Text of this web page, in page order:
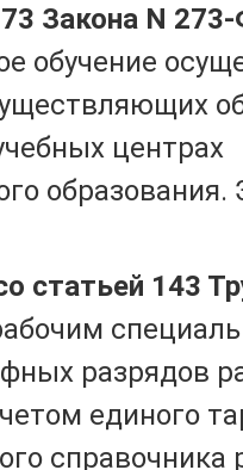
Закона N
обучение
центрах
образования.
статьей 143
разрядов
единого
справочника